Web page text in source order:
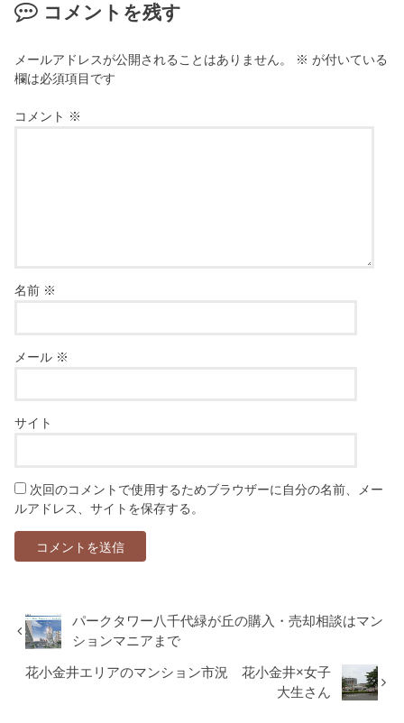
コメントを残す
メールアドレスが公開されることはありません。 ※ が付いている
欄は必須項目です
コメント ※
名前 ※
メール ※
サイト
次回のコメントで使用するためブラウザーに自分の名前、メー
ルアドレス、サイトを保存する。
パークタワー八千代緑が丘の購入・売却相談はマン
ションマニアまで
花小金井エリアのマンション市況 花小金井×女子
大生さん